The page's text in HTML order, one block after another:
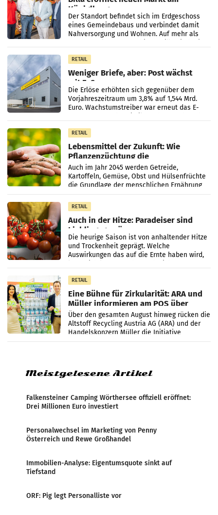
Küniglberg
Der Standort befindet sich im Erdgeschoss
eines Gemeindebaus und verbindet damit
Nahversorgung und Wohnen. Auf mehr als
RETAIL
Weniger Briefe, aber: Post wächst
mit E-Commerce
Die Erlöse erhöhten sich gegenüber dem
Vorjahreszeitraum um 3,8% auf 1,544 Mrd.
Euro. Wachstumstreiber war erneut das E-
RETAIL
Lebensmittel der Zukunft: Wie
Pflanzenzüchtung die
Ernährungssicherheit sichert
Auch im Jahr 2045 werden Getreide,
Kartoffeln, Gemüse, Obst und Hülsenfrüchte
die Grundlage der menschlichen Ernährung
bilden. Allerdings verändern sich die
Eigenschaften der Pflanzen
RETAIL
Auch in der Hitze: Paradeiser sind
Lieblingsgemüse
Die heurige Saison ist von anhaltender Hitze
und Trockenheit geprägt. Welche
Auswirkungen das auf die Ernte haben wird,
RETAIL
Eine Bühne für Zirkularität: ARA und
Müller informieren am POS über
Kreislauffähigkeit
Über den gesamten August hinweg rücken die
Altstoff Recycling Austria AG (ARA) und der
Handelskonzern Müller die Initiative
„Kreislauf-Helden“ in allen österreichischen
Meistgelesene Artikel
Falkensteiner Camping Wörthersee offiziell eröffnet:
Drei Millionen Euro investiert
Personalwechsel im Marketing von Penny
Österreich und Rewe Großhandel
Immobilien-Analyse: Eigentumsquote sinkt auf
Tiefstand
ORF: Pig legt Personalliste vor